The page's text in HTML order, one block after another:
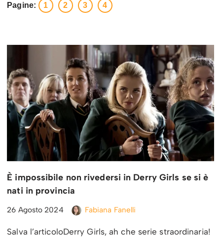
Pagine: 1 2 3 4
È impossibile non rivedersi in Derry Girls se si è
nati in provincia
26 Agosto 2024 Fabiana Fanelli
Salva l’articoloDerry Girls, ah che serie straordinaria!